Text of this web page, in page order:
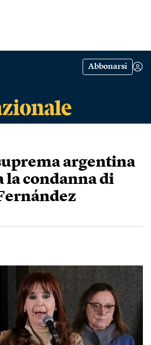
Abbonarsi
argentina
la condanna di